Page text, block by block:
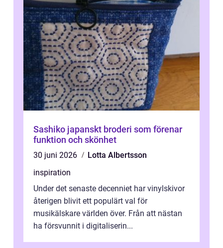
Sashiko japanskt broderi som förenar
funktion och skönhet
30 juni 2026
Lotta Albertsson
inspiration
Under det senaste decenniet har vinylskivor
återigen blivit ett populärt val för
musikälskare världen över. Från att nästan
ha försvunnit i digitaliserin...